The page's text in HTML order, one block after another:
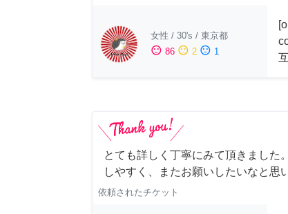
女性 / 30's / 東京都
sentiment_satisfied 86 sentiment_neutral 2 sentiment_dissatisfied 1
とても詳しく丁寧にみて頂きました
しやすく、またお願いしたいなと思
依頼されたチケット